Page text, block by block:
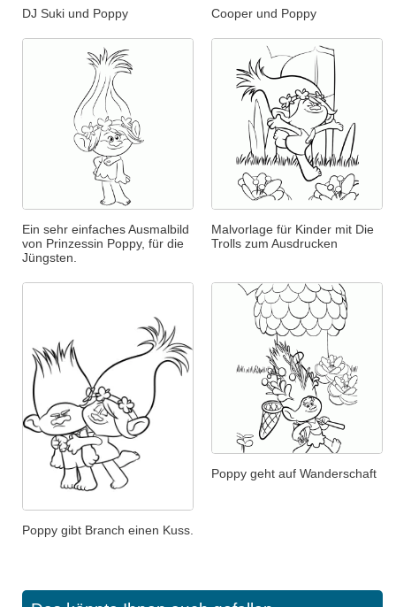
DJ Suki und Poppy Cooper und Poppy
Ein sehr einfaches Ausmalbild
von Prinzessin Poppy, für die
Jüngsten.
Malvorlage für Kinder mit Die
Trolls zum Ausdrucken
Poppy gibt Branch einen Kuss.
Poppy geht auf Wanderschaft